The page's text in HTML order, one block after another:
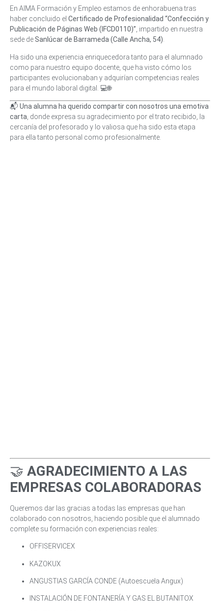
En AIMA Formación y Empleo estamos de enhorabuena tras
haber concluido el Certificado de Profesionalidad “Confección y
Publicación de Páginas Web (IFCD0110)”, impartido en nuestra
sede de Sanlúcar de Barrameda (Calle Ancha, 54).
Ha sido una experiencia enriquecedora tanto para el alumnado
como para nuestro equipo docente, que ha visto cómo los
participantes evolucionaban y adquirían competencias reales
para el mundo laboral digital. 💻🌐
📬 Una alumna ha querido compartir con nosotros una emotiva
carta , donde expresa su agradecimiento por el trato recibido, la
cercanía del profesorado y lo valiosa que ha sido esta etapa
para ella tanto personal como profesionalmente.
🤝 AGRADECIMIENTO A LAS
EMPRESAS COLABORADORAS
Queremos dar las gracias a todas las empresas que han
colaborado con nosotros, haciendo posible que el alumnado
complete su formación con experiencias reales:
OFFISERVICEX
KAZOKUX
ANGUSTIAS GARCÍA CONDE (Autoescuela Angux)
INSTALACIÓN DE FONTANERÍA Y GAS EL BUTANITOX